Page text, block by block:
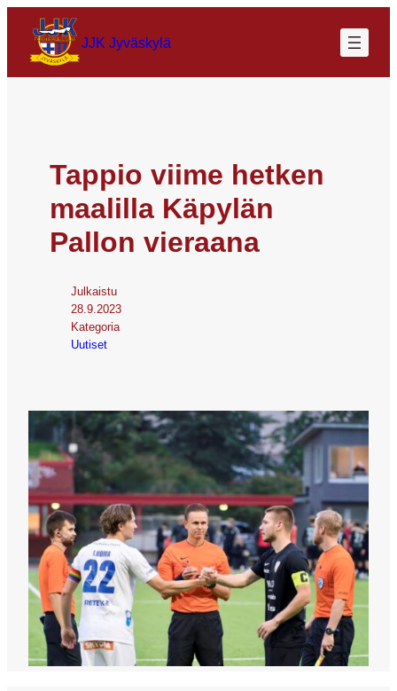
JJK Jyväskylä
Tappio viime hetken
maalilla Käpylän
Pallon vieraana
Julkaistu
28.9.2023
Kategoria
Uutiset